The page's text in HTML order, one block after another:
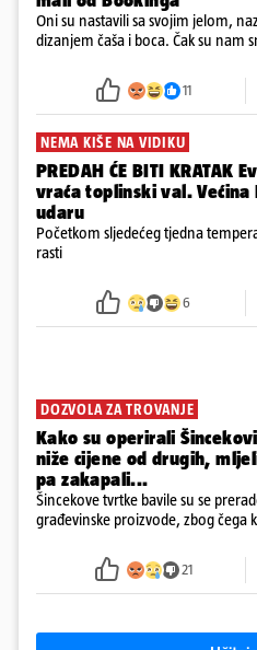
Oni su nastavili sa svojim jelom,
dizanjem čaša i boca. Čak su nam
požar, rekao je vlasnik
11
NEMA KIŠE NA VIDIKU
PREDAH ĆE BITI KRATAK
vraća toplinski val. Većina
udaru
Početkom sljedećeg tjedna
rasti
6
DOZVOLA ZA TROVANJE
Kako su operirali
niže cijene od drugih,
pa zakapali...
Šincekove tvrtke bavile su se
građevinske proizvode, zbog čega
21